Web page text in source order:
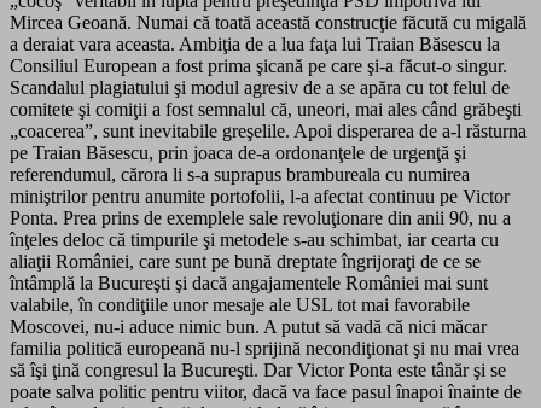
Mircea Geoană. Numai că toată această construcţie făcută cu migală
a deraiat vara aceasta. Ambiţia de a lua faţa lui Traian Băsescu la
Consiliul European a fost prima şicană pe care şi-a făcut-o singur.
Scandalul plagiatului şi modul agresiv de a se apăra cu tot felul de
comitete şi comiţii a fost semnalul că, uneori, mai ales când grăbeşti
„coacerea”, sunt inevitabile greşelile. Apoi disperarea de a-l răsturna
pe Traian Băsescu, prin joaca de-a ordonanţele de urgenţă şi
referendumul, cărora li s-a suprapus brambureala cu numirea
miniştrilor pentru anumite portofolii, l-a afectat continuu pe Victor
Ponta. Prea prins de exemplele sale revoluţionare din anii 90, nu a
înţeles deloc că timpurile şi metodele s-au schimbat, iar cearta cu
aliaţii României, care sunt pe bună dreptate îngrijoraţi de ce se
întâmplă la Bucureşti şi dacă angajamentele României mai sunt
valabile, în condiţiile unor mesaje ale USL tot mai favorabile
Moscovei, nu-i aduce nimic bun. A putut să vadă că nici măcar
familia politică europeană nu-l sprijină necondiţionat şi nu mai vrea
să îşi ţină congresul la Bucureşti. Dar Victor Ponta este tânăr şi se
poate salva politic pentru viitor, dacă va face pasul înapoi înainte de